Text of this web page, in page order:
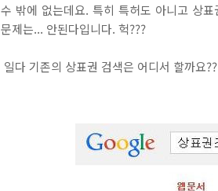
수 밖에 없는데요. 특히 특허도 아니고 상
문제는... 안된다입니다. 헉???
일다 기존의 상표권 검색은 어디서 할까요??